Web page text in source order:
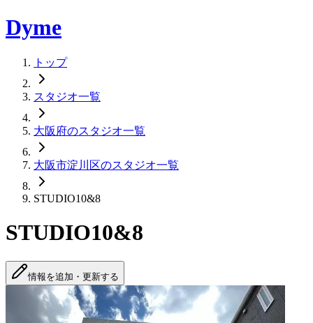
Dyme
トップ
スタジオ一覧
大阪府のスタジオ一覧
大阪市淀川区のスタジオ一覧
STUDIO10&8
STUDIO10&8
情報を追加・更新する